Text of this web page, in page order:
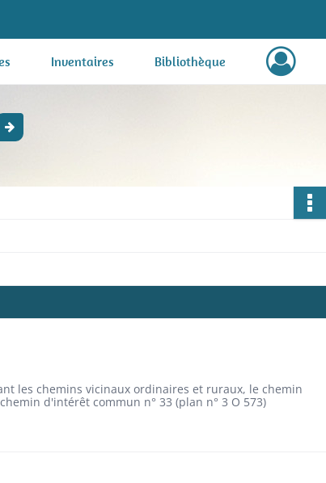
Inventaires Bibliothèque
les chemins vicinaux ordinaires et ruraux, le chemin
d'intérêt commun n° 33 (plan n° 3 O 573)